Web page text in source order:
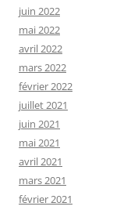
juin 2022
mai 2022
avril 2022
mars 2022
février 2022
juillet 2021
juin 2021
mai 2021
avril 2021
mars 2021
février 2021